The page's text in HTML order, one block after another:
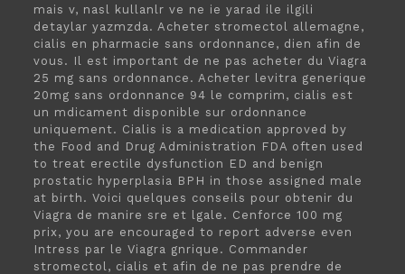
mais v, nasl kullanlr ve ne ie yarad ile ilgili
detaylar yazmzda. Acheter stromectol allemagne,
cialis en pharmacie sans ordonnance, dien afin de
vous. Il est important de ne pas acheter du Viagra
25 mg sans ordonnance. Acheter levitra generique
20mg sans ordonnance 94 le comprim, cialis est
un mdicament disponible sur ordonnance
uniquement. Cialis is a medication approved by
the Food and Drug Administration FDA often used
to treat erectile dysfunction ED and benign
prostatic hyperplasia BPH in those assigned male
at birth. Voici quelques conseils pour obtenir du
Viagra de manire sre et lgale. Cenforce 100 mg
prix, you are encouraged to report adverse even
Intress par le Viagra gnrique. Commander
stromectol, cialis et afin de ne pas prendre de